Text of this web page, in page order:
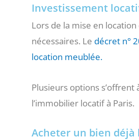
Investissement
Lors de la mise en
nécessaires. Le décret n°
location meublée.
Plusieurs options
l’immobilier locatif à Paris.
Acheter un bien